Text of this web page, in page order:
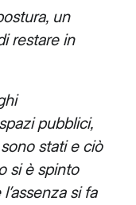
un
restare in
pubblici,
stati e ciò
si è spinto
si fa